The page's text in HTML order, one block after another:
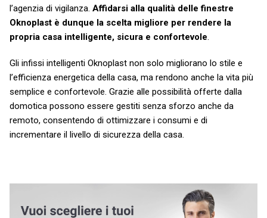
l’agenzia di vigilanza. Affidarsi alla qualità delle finestre
Oknoplast è dunque la scelta migliore per rendere la
propria casa intelligente, sicura e confortevole.
Gli infissi intelligenti Oknoplast non solo migliorano lo stile e
l’efficienza energetica della casa, ma rendono anche la vita più
semplice e confortevole. Grazie alle possibilità offerte dalla
domotica possono essere gestiti senza sforzo anche da
remoto, consentendo di ottimizzare i consumi e di
incrementare il livello di sicurezza della casa.